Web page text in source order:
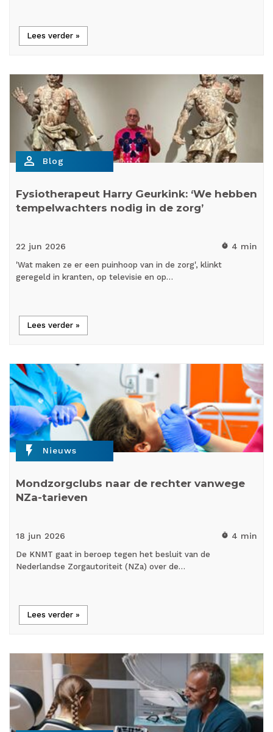
Lees verder »
person_outline Blog
Fysiotherapeut Harry Geurkink: ‘We hebben
tempelwachters nodig in de zorg’
22 jun 2026 timer 4 min
'Wat maken ze er een puinhoop van in de zorg', klinkt
geregeld in kranten, op televisie en op…
Lees verder »
flash_on Nieuws
Mondzorgclubs naar de rechter vanwege
NZa-tarieven
18 jun 2026 timer 4 min
De KNMT gaat in beroep tegen het besluit van de
Nederlandse Zorgautoriteit (NZa) over de…
Lees verder »